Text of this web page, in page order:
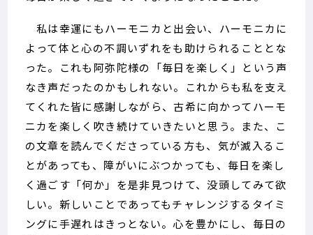
私は幸運にもハーモニカと出会い、ハーモニカに
よって体と心の不調いずれをも助けられることとな
った。これも阿弥陀様の「毎日を楽しく」という声
なき声だったのかもしれない。これからも私を支え
てくれた皆に感謝しながら、古希に向かってハーモ
ニカを楽しく吹き続けていきたいと思う。また、こ
の文章を読んでくださっている方も、気が滅入るこ
とがあっても、障がいにぶつかっても、毎日を楽し
く過ごす「何か」を是非見つけて、没頭してみて欲
しい。新しいことであってもチャレンジするタイミ
ングに手遅れはきっとない。心を豊かにし、毎日の